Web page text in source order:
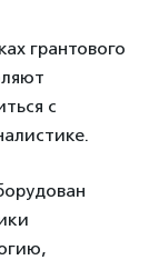
грантового
с